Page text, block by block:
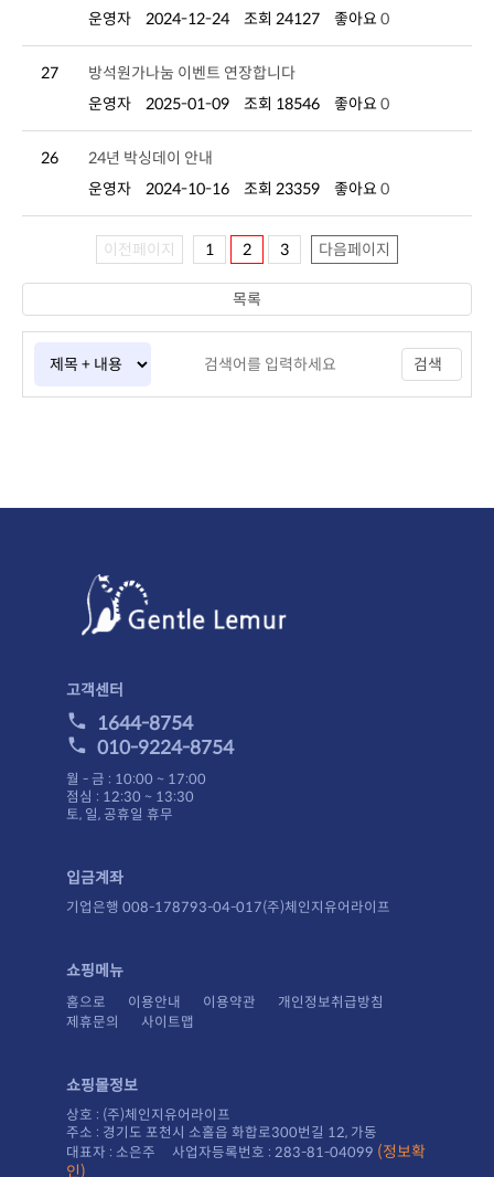
운영자
2024-12-24 조회 24127 좋아요 0
27
방석원가나눔 이벤트 연장합니다
운영자
2025-01-09 조회 18546 좋아요 0
26
24년 박싱데이 안내
운영자
2024-10-16 조회 23359 좋아요 0
이전페이지 1 2 3 다음페이지
검색
목록
고객센터
1644-8754
010-9224-8754
월 - 금 : 10:00 ~ 17:00
점심 : 12:30 ~ 13:30
토, 일, 공휴일 휴무
입금계좌
기업은행 008-178793-04-017(주)체인지유어라이프
쇼핑메뉴
홈으로 이용안내 이용약관
개인정보취급방침
제휴문의
사이트맵
쇼핑몰정보
상호 : (주)체인지유어라이프
주소 : 경기도 포천시 소홀읍 화합로300번길 12, 가동
대표자 : 소은주 사업자등록번호 : 283-81-04099
인)